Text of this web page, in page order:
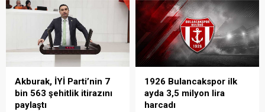
şeridine yeni bir kimlik
kazandıran projenin ilçenin
sosyal yaşamına önemli
katkı sağlaması bekleniyor.
üzerinden gün alarak 24
Ağustos’tan itibaren
ürünlerini teslim edebilecek.
Akburak, İYİ Parti’nin 7
bin 563 şehitlik itirazını
paylaştı
1926 Bulancakspor ilk
ayda 3,5 milyon lira
harcadı